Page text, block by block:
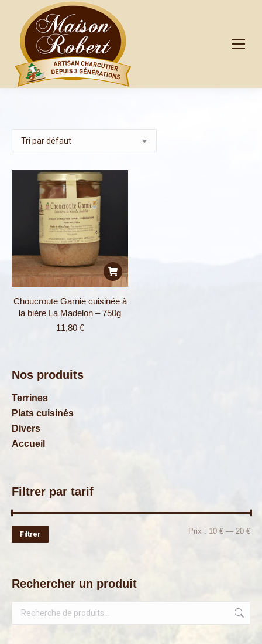
Choucroute Garnie cuisinée à
la bière La Madelon – 750g
11,80 €
Nos produits
Terrines
Plats cuisinés
Divers
Accueil
Filtrer par tarif
Filtrer Prix : 10 € — 20 €
Rechercher un produit